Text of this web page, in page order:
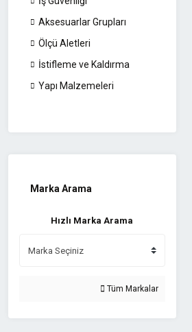
Aksesuarlar Grupları
Ölçü Aletleri
İstifleme ve Kaldırma
Yapı Malzemeleri
Marka Arama
Hızlı Marka Arama
Tüm Markalar